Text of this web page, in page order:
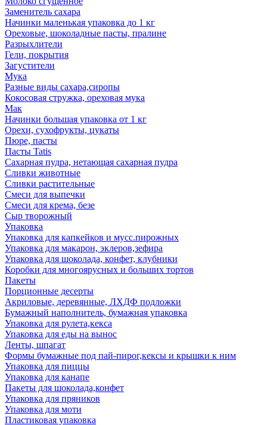
Заменитель сахара
Начинки маленькая упаковка до 1 кг
Ореховые, шоколадные пасты, пралине
Разрыхлители
Гели, покрытия
Загустители
Мука
Разные виды сахара,сиропы
Кокосовая стружка, ореховая мука
Мак
Начинки большая упаковка от 1 кг
Орехи, сухофрукты, цукаты
Пюре, пасты
Пасты Tatis
Сахарная пудра, нетающая сахарная пудра
Сливки животные
Сливки растительные
Смеси для выпечки
Смеси для крема, безе
Сыр творожный
Упаковка
Упаковка для капкейков и мусс.пирожных
Упаковка для макарон, эклеров,зефира
Упаковка для шоколада, конфет, клубники
Коробки для многоярусных и больших тортов
Пакеты
Порционные десерты
Акриловые, деревянные, ЛХДФ подложки
Бумажный наполнитель, бумажная упаковка
Упаковка для рулета,кекса
Упаковка для еды на вынос
Ленты, шпагат
Формы бумажные под пай-пирог,кексы и крышки к ним
Упаковка для пиццы
Упаковка для канапе
Пакеты для шоколада,конфет
Упаковка для пряников
Упаковка для моти
Пластиковая упаковка